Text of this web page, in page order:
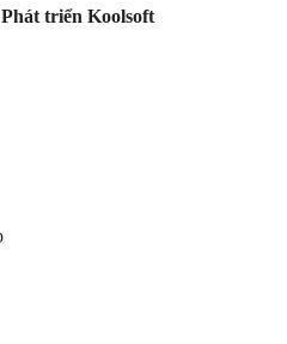
triển Koolsoft